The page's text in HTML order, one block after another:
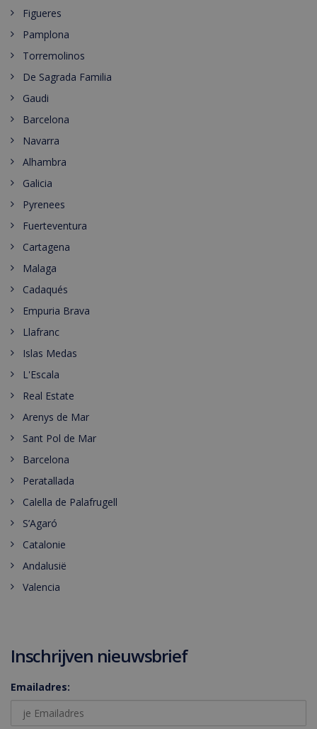
Figueres
Pamplona
Torremolinos
De Sagrada Familia
Gaudi
Barcelona
Navarra
Alhambra
Galicia
Pyrenees
Fuerteventura
Cartagena
Malaga
Cadaqués
Empuria Brava
Llafranc
Islas Medas
L'Escala
Real Estate
Arenys de Mar
Sant Pol de Mar
Barcelona
Peratallada
Calella de Palafrugell
S’Agaró
Catalonie
Andalusië
Valencia
Inschrijven nieuwsbrief
Emailadres: